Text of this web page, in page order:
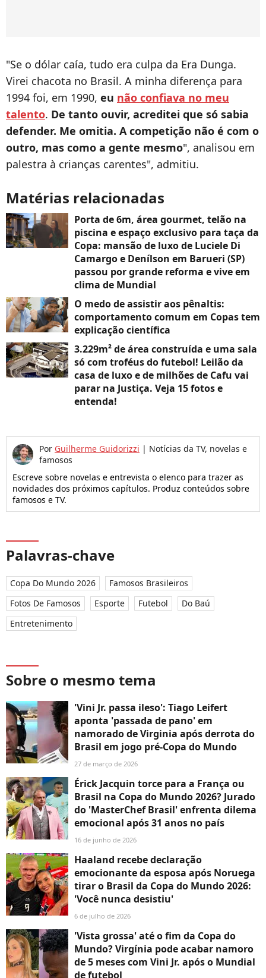
"Se o dólar caía, tudo era culpa da Era Dunga.
Virei chacota no Brasil. A minha diferença para
1994 foi, em 1990, eu não confiava no meu
talento. De tanto ouvir, acreditei que só sabia
defender. Me omitia. A competição não é com o
outro, mas como a gente mesmo", analisou em
palestra à crianças carentes", admitiu.
Matérias relacionadas
Porta de 6m, área gourmet, telão na
piscina e espaço exclusivo para taça da
Copa: mansão de luxo de Luciele Di
Camargo e Denílson em Barueri (SP)
passou por grande reforma e vive em
clima de Mundial
O medo de assistir aos pênaltis:
comportamento comum em Copas tem
explicação científica
3.229m² de área construída e uma sala
só com troféus do futebol! Leilão da
casa de luxo e de milhões de Cafu vai
parar na Justiça. Veja 15 fotos e
entenda!
Por Guilherme Guidorizzi | Notícias da TV, novelas e
famosos
Escreve sobre novelas e entrevista o elenco para trazer as
novidades dos próximos capítulos. Produz conteúdos sobre
famosos e TV.
Palavras-chave
Copa Do Mundo 2026
Famosos Brasileiros
Fotos De Famosos
Esporte Futebol
Do Baú
Entretenimento
Sobre o mesmo tema
'Vini Jr. passa ileso': Tiago Leifert
aponta 'passada de pano' em
namorado de Virginia após derrota do
Brasil em jogo pré-Copa do Mundo
27 de março de 2026
Érick Jacquin torce para a França ou
Brasil na Copa do Mundo 2026? Jurado
do 'MasterChef Brasil' enfrenta dilema
emocional após 31 anos no país
16 de junho de 2026
Haaland recebe declaração
emocionante da esposa após Noruega
tirar o Brasil da Copa do Mundo 2026:
'Você nunca desistiu'
6 de julho de 2026
'Vista grossa' até o fim da Copa do
Mundo? Virgínia pode acabar namoro
de 5 meses com Vini Jr. após o Mundial
de futebol